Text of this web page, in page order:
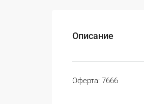
Описание
Оферта: 7666